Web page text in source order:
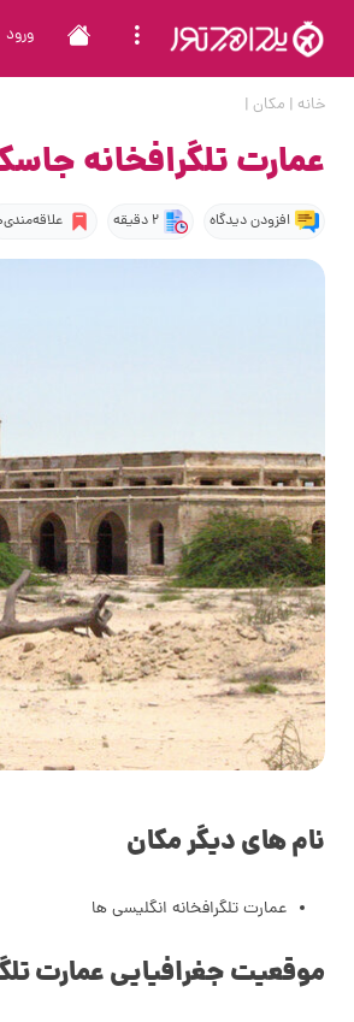
ورود
خانه | مکان |
عمارت تلگرافخانه
افزودن دیدگاه 2 دقیقه
نام های دیگر مکان
عمارت تلگرافخانه انگلیسی ها
موقعیت جغرافیایی عمارت